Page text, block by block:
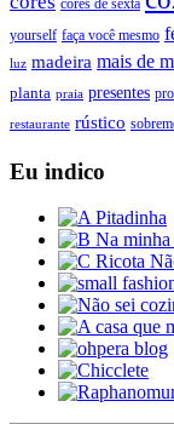
cores de sexta
yourself faça você mesmo
luz madeira mais de
planta praia presentes
restaurante rústico
Eu indico